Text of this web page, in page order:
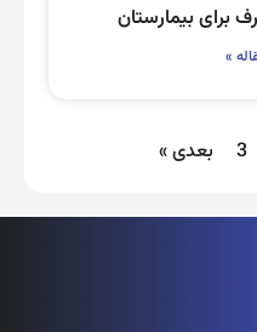
برای بیمارستان
»
3 بعدی »